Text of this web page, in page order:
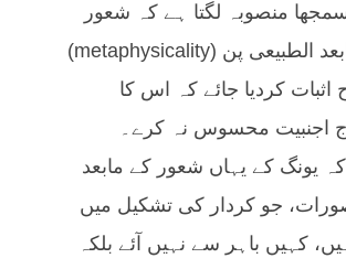
منصوبہ لگتا ہے کہ شعور
میں ایک مابعد الطبیعی پن (metaphysicality)
کردیا جائے کہ اس کا
اجنبیت محسوس نہ کرے۔
یونگ کے یہاں شعور کے مابعد
جو کردار کی تشکیل میں
کہیں باہر سے نہیں آئے بلکہ